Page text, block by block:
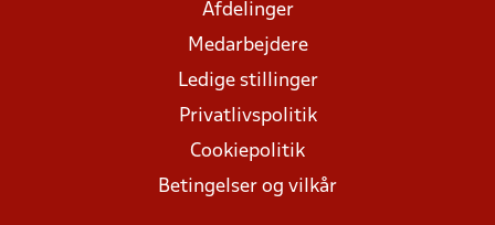
Afdelinger
Medarbejdere
Ledige stillinger
Privatlivspolitik
Cookiepolitik
Betingelser og vilkår